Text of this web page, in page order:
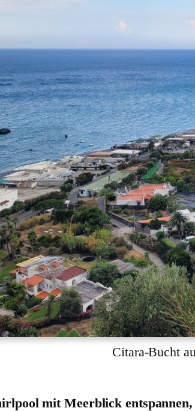
Citara-Bucht
mit Meerblick